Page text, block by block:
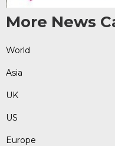
More News
World
Asia
UK
US
Europe